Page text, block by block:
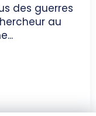
des guerres
au